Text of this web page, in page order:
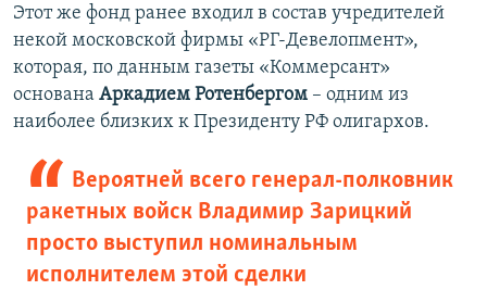
Этот же фонд ранее входил в состав учредителей
некой московской фирмы «РГ-Девелопмент»,
которая, по данным газеты «Коммерсант»
основана Аркадием Ротенбергом – одним из
наиболее близких к Президенту РФ олигархов.
Вероятней всего генерал-полковник
ракетных войск Владимир Зарицкий
просто выступил номинальным
исполнителем этой сделки